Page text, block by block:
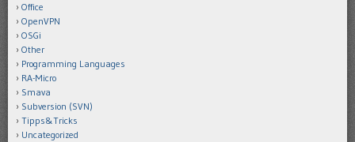
Office
OpenVPN
OSGi
Other
Programming Languages
RA-Micro
Smava
Subversion (SVN)
Tipps&Tricks
Uncategorized